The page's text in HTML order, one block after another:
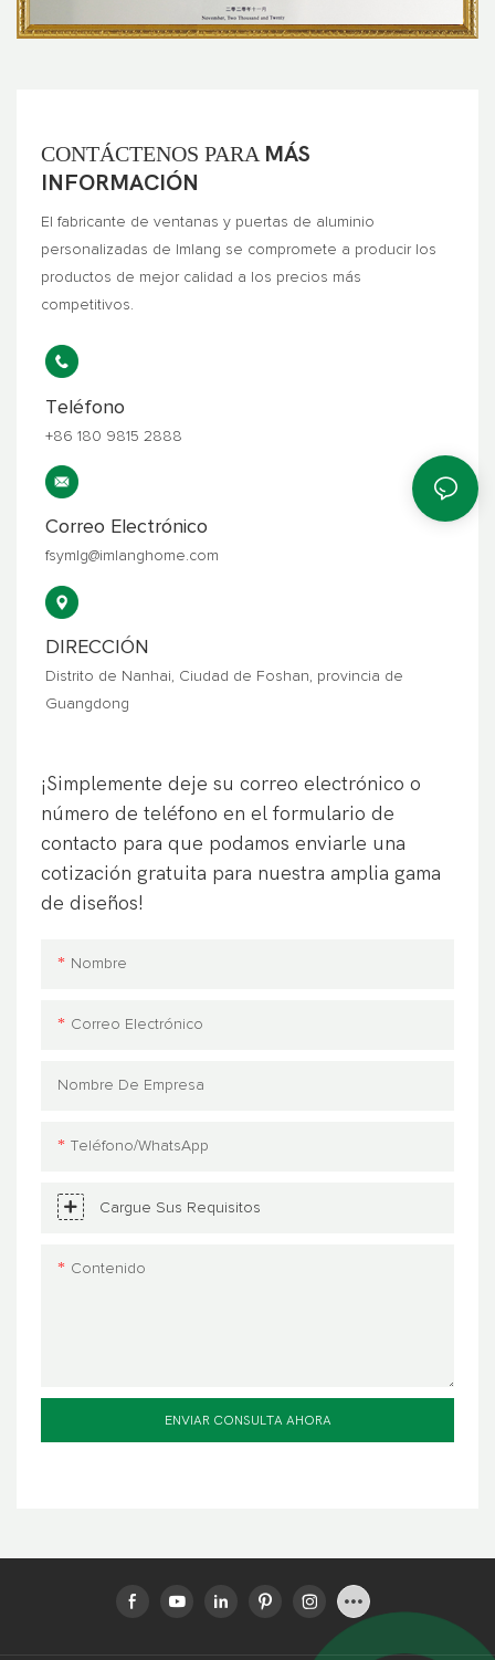
CONTÁCTENOS PARA MÁS
INFORMACIÓN
El fabricante de ventanas y puertas de aluminio
personalizadas de Imlang se compromete a producir los
productos de mejor calidad a los precios más
competitivos.
Teléfono
+86 180 9815 2888
Correo Electrónico
fsymlg@imlanghome.com
DIRECCIÓN
Distrito de Nanhai, Ciudad de Foshan, provincia de
Guangdong
¡Simplemente deje su correo electrónico o
número de teléfono en el formulario de
contacto para que podamos enviarle una
cotización gratuita para nuestra amplia gama
de diseños!
Nombre
Correo Electrónico
Nombre De Empresa
Teléfono/WhatsApp
Cargue Sus Requisitos
Contenido
ENVIAR CONSULTA AHORA